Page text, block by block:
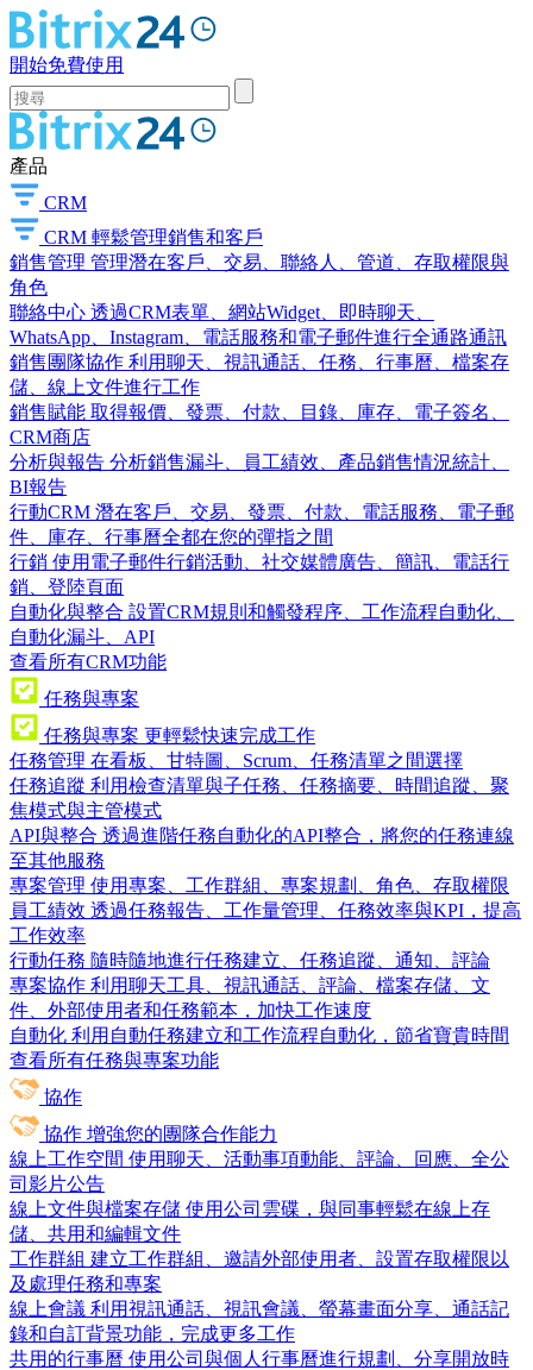
開始免費使用
產品
CRM
CRM 輕鬆管理銷售和客戶
銷售管理 管理潛在客戶、交易、聯絡人、管道、存取權限與
角色
聯絡中心 透過CRM表單、網站Widget、即時聊天、
WhatsApp、Instagram、電話服務和電子郵件進行全通路通訊
銷售團隊協作 利用聊天、視訊通話、任務、行事曆、檔案存
儲、線上文件進行工作
銷售賦能 取得報價、發票、付款、目錄、庫存、電子簽名、
CRM商店
分析與報告 分析銷售漏斗、員工績效、產品銷售情況統計、
BI報告
行動CRM 潛在客戶、交易、發票、付款、電話服務、電子郵
件、庫存、行事曆全都在您的彈指之間
行銷 使用電子郵件行銷活動、社交媒體廣告、簡訊、電話行
銷、登陸頁面
自動化與整合 設置CRM規則和觸發程序、工作流程自動化、
自動化漏斗、API
查看所有CRM功能
任務與專案
任務與專案 更輕鬆快速完成工作
任務管理 在看板、甘特圖、Scrum、任務清單之間選擇
任務追蹤 利用檢查清單與子任務、任務摘要、時間追蹤、聚
焦模式與主管模式
API與整合 透過進階任務自動化的API整合，將您的任務連線
至其他服務
專案管理 使用專案、工作群組、專案規劃、角色、存取權限
員工績效 透過任務報告、工作量管理、任務效率與KPI，提高
工作效率
行動任務 隨時隨地進行任務建立、任務追蹤、通知、評論
專案協作 利用聊天工具、視訊通話、評論、檔案存儲、文
件、外部使用者和任務範本，加快工作速度
自動化 利用自動任務建立和工作流程自動化，節省寶貴時間
查看所有任務與專案功能
協作
協作 增強您的團隊合作能力
線上工作空間 使用聊天、活動事項動能、評論、回應、全公
司影片公告
線上文件與檔案存儲 使用公司雲碟，與同事輕鬆在線上存
儲、共用和編輯文件
工作群組 建立工作群組、邀請外部使用者、設置存取權限以
及處理任務和專案
線上會議 利用視訊通話、視訊會議、螢幕畫面分享、通話記
錄和自訂背景功能，完成更多工作
共用的行事曆 使用公司與個人行事曆進行規劃、分享開放時